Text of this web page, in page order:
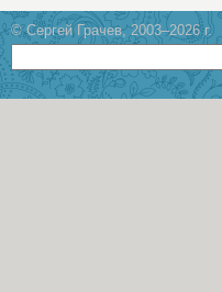
© Сергей Грачев, 2003–2026 г.